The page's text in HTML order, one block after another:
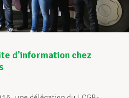
d’information chez